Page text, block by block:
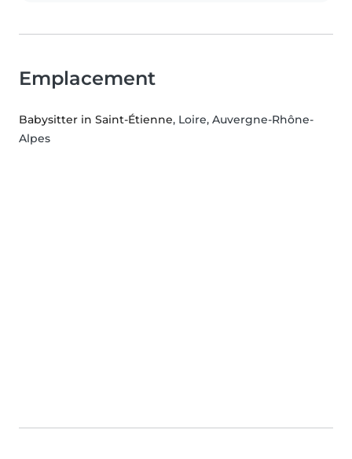
Emplacement
Babysitter in Saint-Étienne, Loire, Auvergne-Rhône-
Alpes